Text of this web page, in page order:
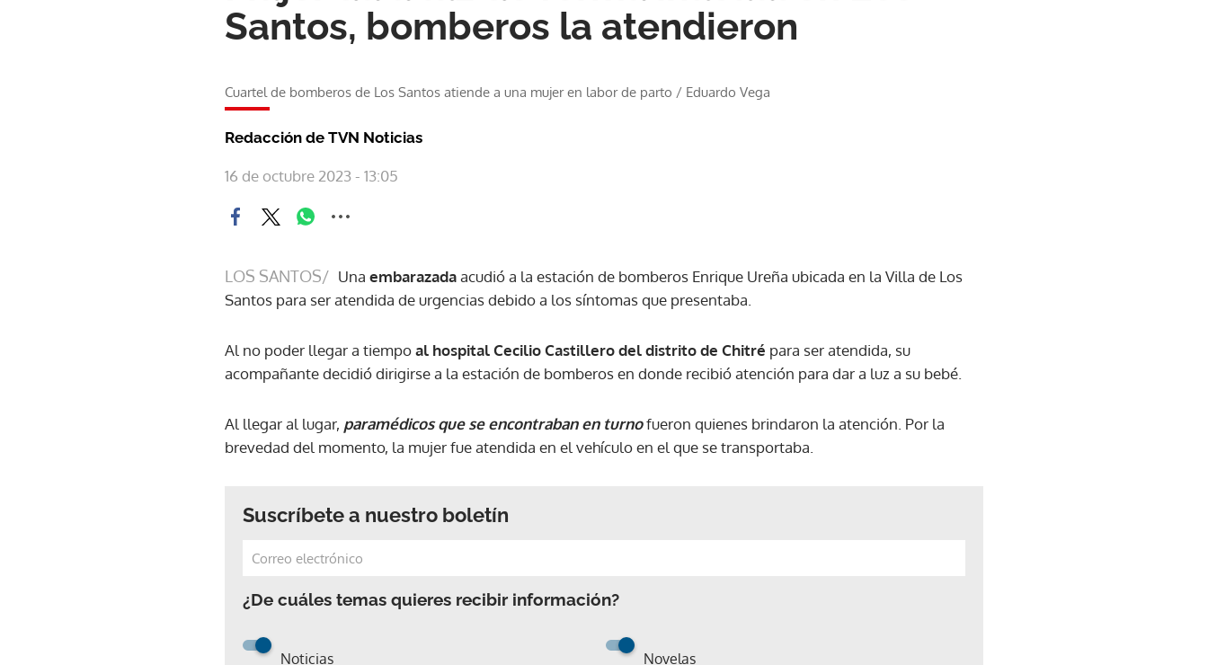
Santos, bomberos la atendieron
Cuartel de bomberos de Los Santos atiende a una mujer en labor de parto / Eduardo Vega
Redacción de TVN Noticias
16 de octubre 2023 - 13:05
LOS SANTOS/ Una embarazadaacudió a la estación de bomberos Enrique Ureña ubicada en la Villa de Los
Santos para ser atendida de urgencias debido a los síntomas que presentaba.
Al no poder llegar a tiempoal hospital Cecilio Castillero del distrito de Chitré para ser atendida, su
acompañante decidió dirigirse a la estación de bomberos en donde recibió atención para dar a luz a su bebé.
Al llegar al lugar, paramédicos que se encontraban en turnofueron quienes brindaron la atención. Por la
brevedad del momento, la mujer fue atendida en el vehículo en el que se transportaba.
Suscríbete a nuestro boletín
¿De cuáles temas quieres recibir información?
Noticias Novelas